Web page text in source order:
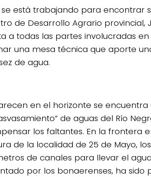
está trabajando para encontrar
de Desarrollo Agrario provincial,
a todas las partes involucradas en
una mesa técnica que aporte
de agua.
en el horizonte se encuentra
de aguas del Río
los faltantes. En la frontera
de la localidad de 25 de Mayo,
de canales para llevar el
por los bonaerenses, ha sido